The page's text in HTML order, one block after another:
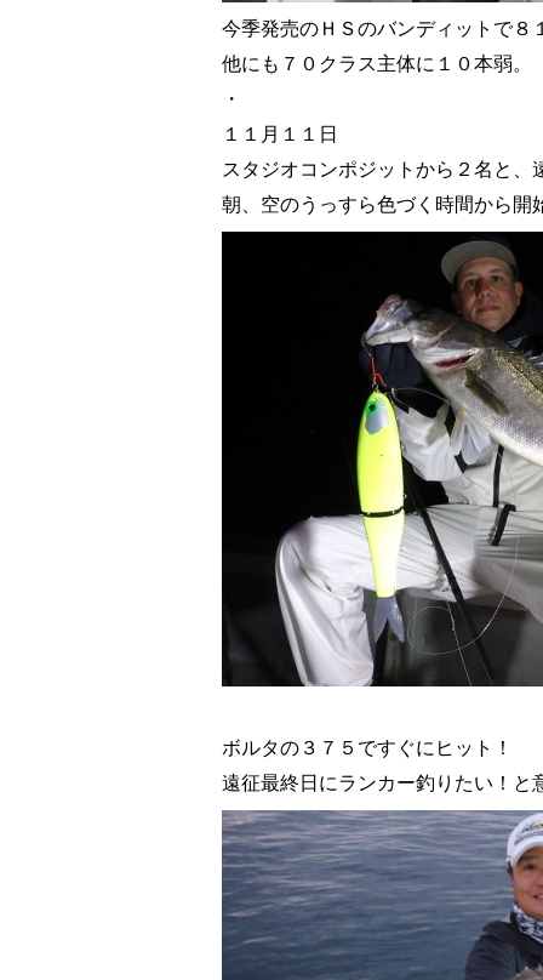
今季発売のＨＳのバンディットで
他にも７０クラス主体に１０本弱。
・
１１月１１日
スタジオコンポジットから２名と、
朝、空のうっすら色づく時間から開
ボルタの３７５ですぐにヒット！
遠征最終日にランカー釣りたい！